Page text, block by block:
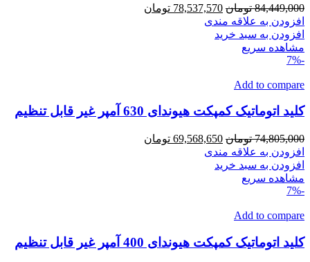
84,449,000 تومان قیمت
اصلی
78,537,570 تومان
افزودن به علاقه مندی
افزودن به سبد خرید
مشاهده سریع
-7%
Add to compare
کلید اتوماتیک کمپکت هیوندای 630 آمپر غیر قابل تنظیم
74,805,000 تومان قیمت
اصلی
69,568,650 تومان
افزودن به علاقه مندی
افزودن به سبد خرید
مشاهده سریع
-7%
Add to compare
کلید اتوماتیک کمپکت هیوندای 400 آمپر غیر قابل تنظیم